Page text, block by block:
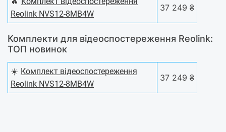
Reolink NVS12-8MB4W
37 249 ₴
Комплекти для відеоспостереження Reolink:
ТОП новинок
☀️ Комплект відеоспостереження
Reolink NVS12-8MB4W
37 249 ₴